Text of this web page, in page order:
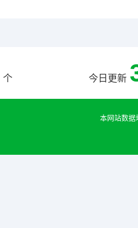
个 今日更新
本网站数据